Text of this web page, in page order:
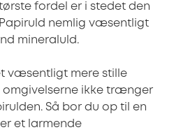
fordel er i stedet den
nemlig væsentligt
mineraluld.
væsentligt mere stille
omgivelserne ikke trænger
Så bor du op til en
et larmende